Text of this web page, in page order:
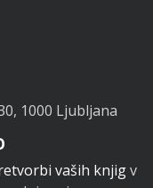
1000 Ljubljana
vaših knjigv